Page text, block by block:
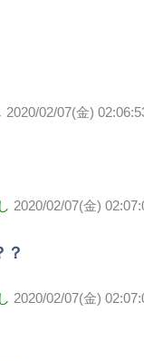
2020/02/07(金)
2020/02/07(金)
？
2020/02/07(金)